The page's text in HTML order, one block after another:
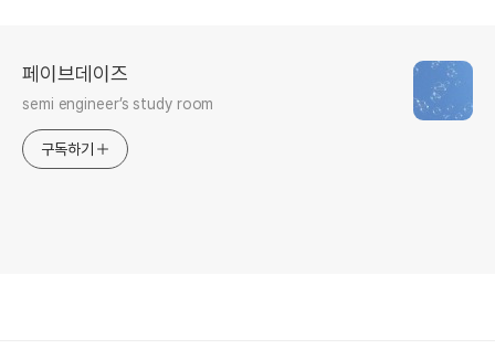
페이브데이즈
semi engineer’s study room
구독하기